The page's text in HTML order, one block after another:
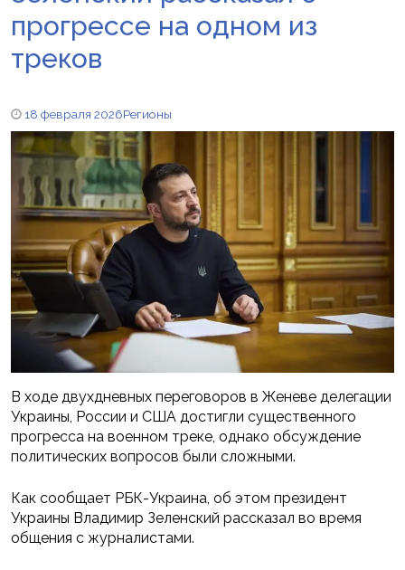
прогрессе на одном из
треков
18 февраля 2026Регионы
В ходе двухдневных переговоров в Женеве делегации
Украины, России и США достигли существенного
прогресса на военном треке, однако обсуждение
политических вопросов были сложными.
Как сообщает РБК-Украина, об этом президент
Украины Владимир Зеленский рассказал во время
общения с журналистами.